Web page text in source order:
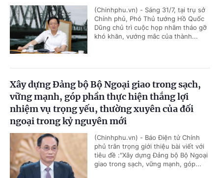
(Chinhphu.vn) - Sáng 31/7, tại trụ sở
Chính phủ, Phó Thủ tướng Hồ Quốc
Dũng chủ trì cuộc họp nhằm tháo gỡ
khó khăn, vướng mắc của thành...
Xây dựng Đảng bộ Bộ Ngoại giao trong sạch,
vững mạnh, góp phần thực hiện thắng lợi
nhiệm vụ trọng yếu, thường xuyên của đối
ngoại trong kỷ nguyên mới
(Chinhphu.vn) - Báo Điện tử Chính
phủ trân trọng giới thiệu bài viết với
tiêu đề :"Xây dựng Đảng bộ Bộ Ngoại
giao trong sạch, vững mạnh, góp...